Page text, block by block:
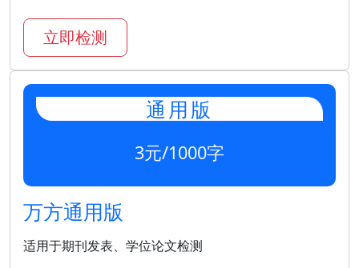
立即检测
通用版
3元/1000字
万方通用版
适用于期刊发表、学位论文检测